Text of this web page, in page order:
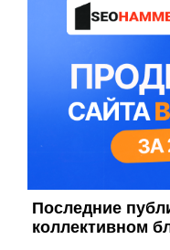
Последние
коллективном